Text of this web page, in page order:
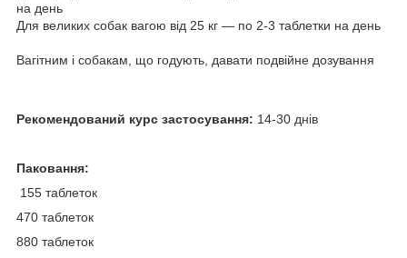
на день
Для великих собак вагою від 25 кг — по 2-3 таблетки на день
Вагітним і собакам, що годують, давати подвійне дозування
Рекомендований курс застосування: 14-30 днів
Паковання:
155 таблеток
470 таблеток
880 таблеток